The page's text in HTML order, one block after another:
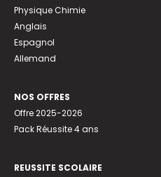
Physique Chimie
Anglais
Espagnol
Allemand
NOS OFFRES
Offre 2025-2026
Pack Réussite 4 ans
REUSSITE SCOLAIRE